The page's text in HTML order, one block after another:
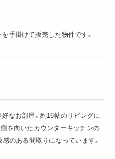
手掛けて販売した物件です。
なお部屋。約16帖のリビングに
を向いたカウンターキッチンの
感のある間取りになっています。